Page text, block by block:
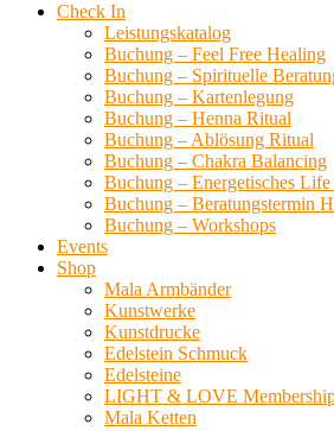
Check In
Leistungskatalog
Buchung – Feel Free Healing
Buchung – Spirituelle
Buchung – Kartenlegung
Buchung – Henna Ritual
Buchung – Ablösung Ritual
Buchung – Chakra Balancing
Buchung – Energetisches
Buchung – Beratungstermin
Buchung – Workshops
Events
Shop
Mala Armbänder
Kunstwerke
Kunstdrucke
Edelstein Schmuck
Edelsteine
LIGHT & LOVE
Mala Ketten